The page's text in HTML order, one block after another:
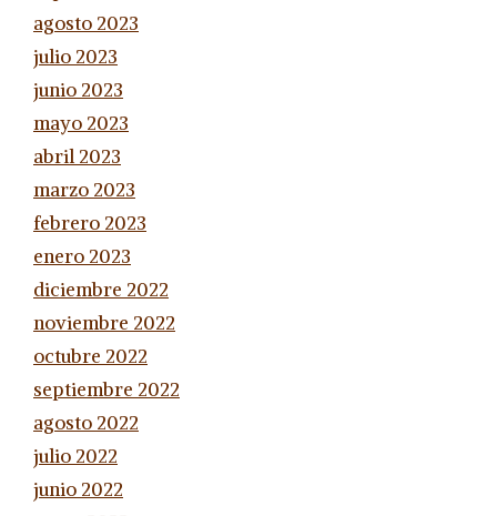
agosto 2023
julio 2023
junio 2023
mayo 2023
abril 2023
marzo 2023
febrero 2023
enero 2023
diciembre 2022
noviembre 2022
octubre 2022
septiembre 2022
agosto 2022
julio 2022
junio 2022